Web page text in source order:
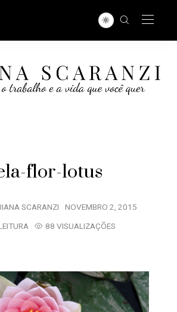
flor-lotus
SCARANZI NOVEMBRO 2, 2015
88 VISUALIZAÇÕES